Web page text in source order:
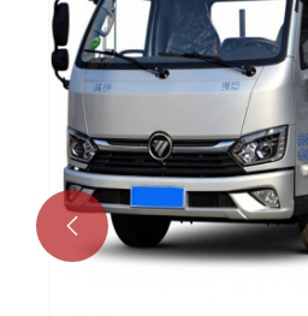
Se mere >>
